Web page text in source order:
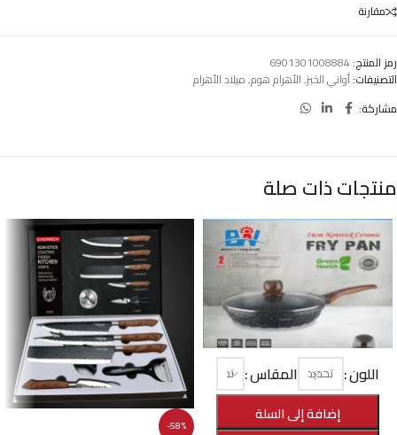
مقارنة
رمز المنتج:6901301008884
التصنيفات:أواني الخبز,الأهرام هوم,ميلاد الأهرام
مشاركة:
منتجات ذات صلة
-29%
اللون المقاس
إضافة إلى السلة
-58%